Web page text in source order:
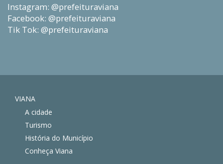
Instagram: @prefeituraviana
Facebook: @prefeituraviana
Tik Tok: @prefeituraviana
VIANA
A cidade
Turismo
História do Município
Conheça Viana